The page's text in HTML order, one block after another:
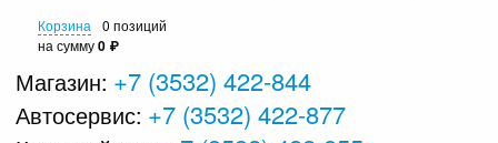
Корзина
0 позиций
на сумму0 ₽
Магазин: +7 (3532) 422-844
Автосервис: +7 (3532) 422-877